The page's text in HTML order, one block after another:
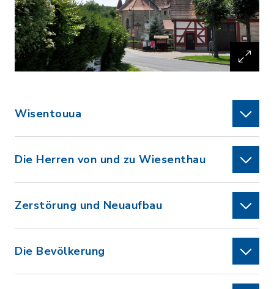
Wisentouua
Die Herren von und zu Wiesenthau
Zerstörung und Neuaufbau
Die Bevölkerung